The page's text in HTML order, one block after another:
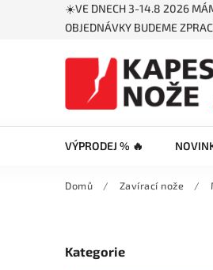
☀️VE DNECH 3-14.8 2026
OBJEDNÁVKY BUDEME
VÝPRODEJ % 🔥
Domů / Zavírací nože /
Kategorie